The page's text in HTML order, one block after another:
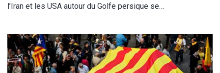
l’Iran et les USA autour du Golfe persique se…